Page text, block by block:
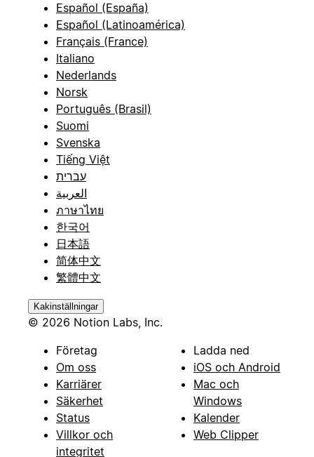
Español (España)
Español (Latinoamérica)
Français (France)
Italiano
Nederlands
Norsk
Português (Brasil)
Suomi
Svenska
Tiếng Việt
עברית
العربية
ภาษาไทย
한국어
日本語
简体中文
繁體中文
Kakinställningar
© 2026 Notion Labs, Inc.
Företag
Om oss
Karriärer
Säkerhet
Status
Villkor och
integritet
Ladda ned
iOS och Android
Mac och
Windows
Kalender
Web Clipper